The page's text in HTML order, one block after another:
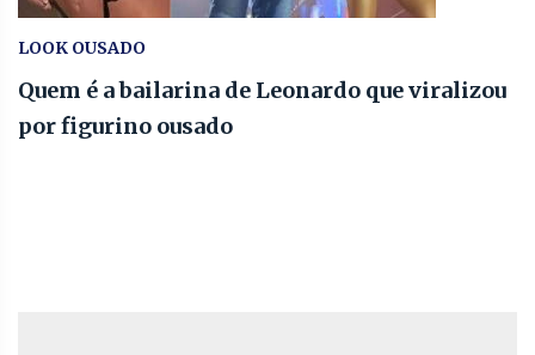
LOOK OUSADO
Quem é a bailarina de Leonardo que viralizou
por figurino ousado